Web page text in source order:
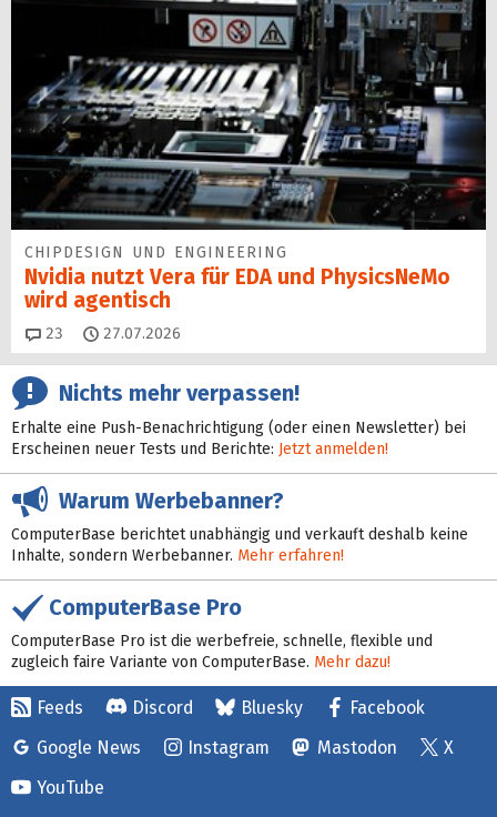
CHIPDESIGN UND ENGINEERING
Nvidia nutzt Vera für EDA und PhysicsNeMo
wird agentisch
23 Kommentare
27.07.2026
Nichts mehr verpassen!
Erhalte eine Push-Benachrichtigung (oder einen Newsletter) bei
Erscheinen neuer Tests und Berichte: Jetzt anmelden!
Warum Werbebanner?
ComputerBase berichtet unabhängig und verkauft deshalb keine
Inhalte, sondern Werbebanner. Mehr erfahren!
ComputerBase Pro
ComputerBase Pro ist die werbefreie, schnelle, flexible und
zugleich faire Variante von ComputerBase. Mehr dazu!
Feeds Discord Bluesky
Facebook
Google News
Instagram Mastodon
X
YouTube